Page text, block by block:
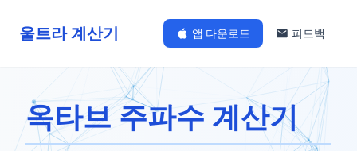
울트라 계산기 앱 다운로드 피드백
옥타브 주파수 계산기